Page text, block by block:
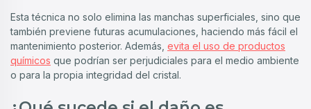
Esta técnica no solo elimina las manchas superficiales, sino que
también previene futuras acumulaciones, haciendo más fácil el
mantenimiento posterior. Además, evita el uso de productos
químicos que podrían ser perjudiciales para el medio ambiente
o para la propia integridad del cristal.